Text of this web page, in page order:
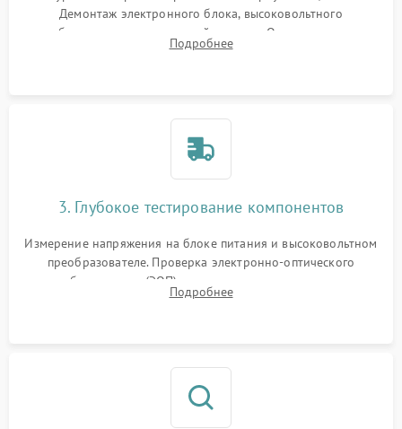
Демонтаж электронного блока, высоковольтного
преобразователя и оптической системы. Осмотр контактов
на окисление и проверка целостности уплотнительных
Подробнее
3. Глубокое тестирование компонентов
Измерение напряжения на блоке питания и высоковольтном
преобразователе. Проверка электронно-оптического
преобразователя (ЭОП) на стенде на предмет эмиссии,
шумов и засветок. Диагностика микросхем цифровых
Подробнее